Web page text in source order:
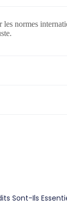
les normes
Sont-Ils